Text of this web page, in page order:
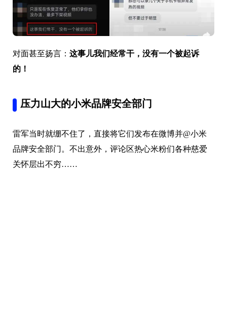
对面甚至扬言： 这事儿我们经常干，没有一个被起诉
的！
压力山大的小米品牌安全部门
雷军当时就绷不住了，直接将它们发布在微博并@小米
品牌安全部门。不出意外，评论区热心米粉们各种慈爱
关怀层出不穷……